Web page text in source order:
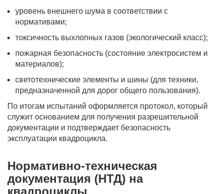
уровень внешнего шума в соответствии с
нормативами;
токсичность выхлопных газов (экологический класс);
пожарная безопасность (состояние электросистем и
материалов);
светотехнические элементы и шины (для техники,
предназначенной для дорог общего пользования).
По итогам испытаний оформляется протокол, который
служит основанием для получения разрешительной
документации и подтверждает безопасность
эксплуатации квадроцикла.
Нормативно-техническая
документация (НТД) на
квадроциклы